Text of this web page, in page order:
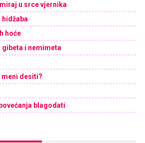
u srce vjernika
hidžaba
hoće
i nemimeta
desiti?
blagodati